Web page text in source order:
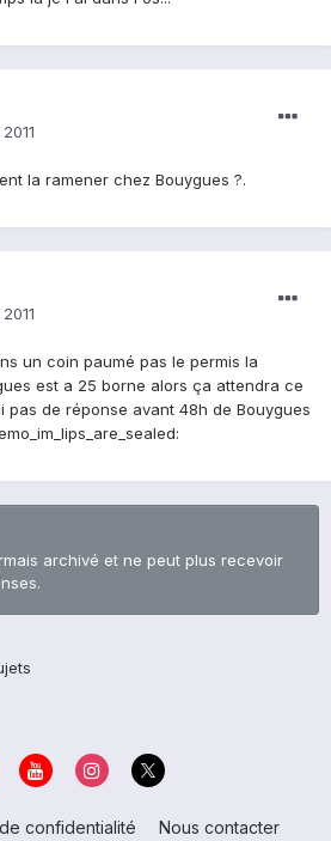
la ramener chez Bouygues ?.
un coin paumé pas le permis la
est a 25 borne alors ça attendra ce
de réponse avant 48h de Bouygues
archivé et ne peut plus recevoir
confidentialité Nous contacter